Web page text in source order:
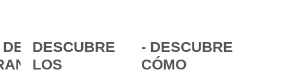
LA
DESCUBRE
LOS
- DESCUBRE
CÓMO